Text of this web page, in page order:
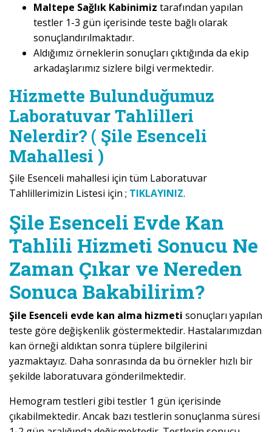
Maltepe Sağlık Kabinimiz tarafından yapılan
testler 1-3 gün içerisinde teste bağlı olarak
sonuçlandırılmaktadır.
Aldığımız örneklerin sonuçları çıktığında da ekip
arkadaşlarımız sizlere bilgi vermektedir.
Hizmette Bulunduğumuz
Laboratuvar Tahlilleri
Nelerdir? ( Şile Esenceli
Mahallesi )
Şile Esenceli mahallesi için tüm Laboratuvar
Tahlillerimizin Listesi için ; TIKLAYINIZ.
Şile Esenceli Evde Kan
Tahlili Hizmeti Sonucu Ne
Zaman Çıkar ve Nereden
Sonuca Bakabilirim?
Şile Esenceli evde kan alma hizmeti sonuçları yapılan
teste göre değişkenlik göstermektedir. Hastalarımızdan
kan örneği aldıktan sonra tüplere bilgilerini
yazmaktayız. Daha sonrasında da bu örnekler hızlı bir
şekilde laboratuvara gönderilmektedir.
Hemogram testleri gibi testler 1 gün içerisinde
çıkabilmektedir. Ancak bazı testlerin sonuçlanma süresi